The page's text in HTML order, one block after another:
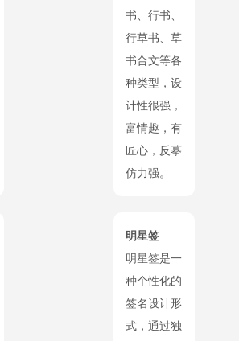
书、行书、
行草书、草
书合文等各
种类型，设
计性很强，
富情趣，有
匠心，反摹
仿力强。
明星签
明星签是一
种个性化的
签名设计形
式，通过独